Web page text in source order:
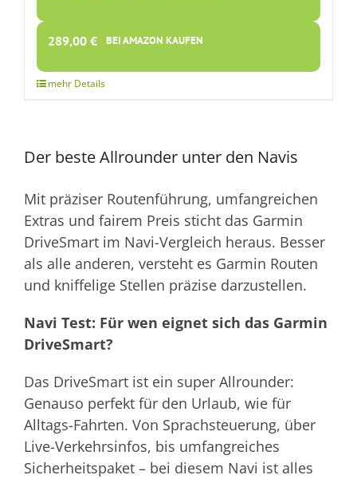
289,00 € BEI AMAZON KAUFEN
Der beste Allrounder unter den Navis
Mit präziser Routenführung, umfangreichen
Extras und fairem Preis sticht das Garmin
DriveSmart im Navi-Vergleich heraus. Besser
als alle anderen, versteht es Garmin Routen
und kniffelige Stellen präzise darzustellen.
Navi Test: Für wen eignet sich das Garmin
DriveSmart?
Das DriveSmart ist ein super Allrounder:
Genauso perfekt für den Urlaub, wie für
Alltags-Fahrten. Von Sprachsteuerung, über
Live-Verkehrsinfos, bis umfangreiches
Sicherheitspaket – bei diesem Navi ist alles